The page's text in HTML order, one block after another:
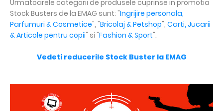
Urmatoarele categorii de produsele cuprinse in promotia
Stock Busters de la EMAG sunt: "Ingrijire personala,
Parfumuri & Cosmetice", "Bricolaj & Petshop", Carti, Jucarii
& Articole pentru copii" si "Fashion & Sport".
Vedeti reducerile Stock Buster la EMAG